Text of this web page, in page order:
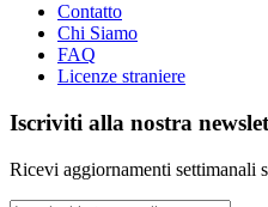
Contatto
Chi Siamo
FAQ
Licenze straniere
Iscriviti alla nostra
Ricevi aggiornamenti settimanali